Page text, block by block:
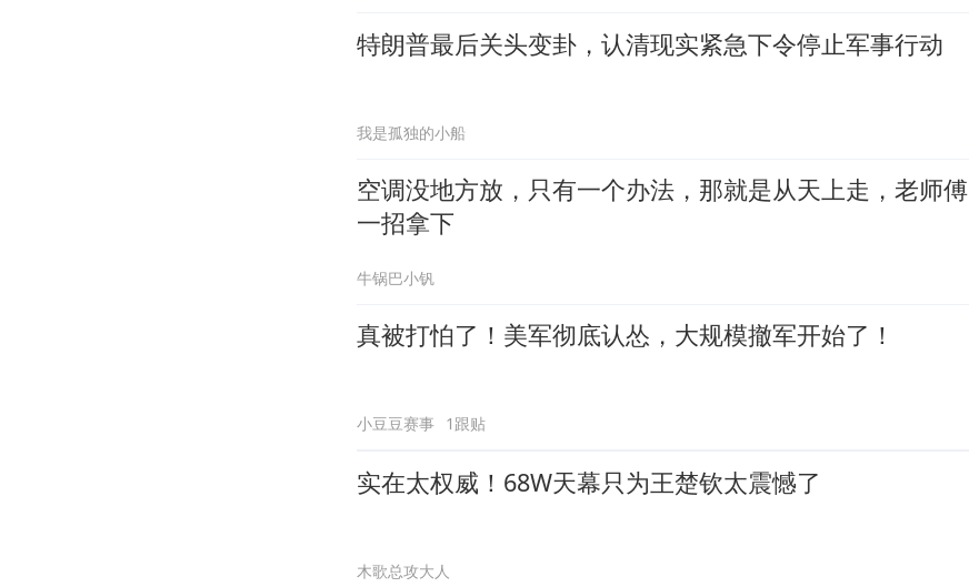
特朗普最后关头变卦，认清现实紧急下令停止军事行动
我是孤独的小船
空调没地方放，只有一个办法，那就是从天上走，老师傅
一招拿下
牛锅巴小钒
真被打怕了！美军彻底认怂，大规模撤军开始了！
小豆豆赛事 1跟贴
实在太权威！68W天幕只为王楚钦太震憾了
木歌总攻大人